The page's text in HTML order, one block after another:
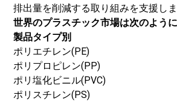
排出量を削減する取り組みを支援しま
世界のプラスチック市場は次のように
製品タイプ別
ポリエチレン(PE)
ポリプロピレン(PP)
ポリ塩化ビニル(PVC)
ポリスチレン(PS)